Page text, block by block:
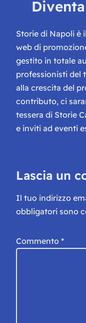
Storie di Napoli è
web di
gestito in totale
professionisti del
alla crescita del
contributo, ci
tessera di Storie
e inviti ad eventi
Lascia un
Il tuo indirizzo
obbligatori sono
Commento *